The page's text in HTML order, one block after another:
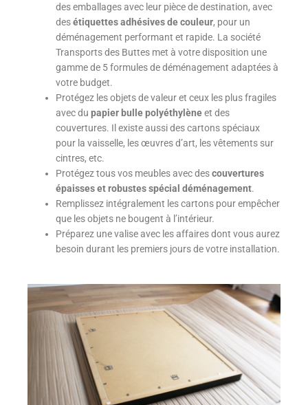
des emballages avec leur pièce de destination, avec
desétiquettes adhésives de couleur, pour un
déménagement performant et rapide. La société
Transports des Buttes met à votre disposition une
gamme de 5 formules de déménagement adaptées à
votre budget.
Protégez les objets de valeur et ceux les plus fragiles
avec dupapier bulle polyéthylèneet des
couvertures. Il existe aussi des cartons spéciaux
pour la vaisselle, les œuvres d’art, les vêtements sur
cintres, etc.
Protégez tous vos meubles avec descouvertures
épaisses et robustes spécial déménagement.
Remplissez intégralement les cartons pour empêcher
que les objets ne bougent à l’intérieur.
Préparez une valise avec les affaires dont vous aurez
besoin durant les premiers jours de votre installation.